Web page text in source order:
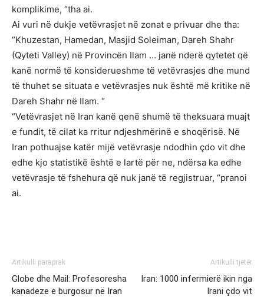
komplikime, “tha ai.
Ai vuri në dukje vetëvrasjet në zonat e privuar dhe tha:
“Khuzestan, Hamedan, Masjid Soleiman, Dareh Shahr
(Qyteti Valley) në Provincën Ilam … janë nderë qytetet që
kanë normë të konsiderueshme të vetëvrasjes dhe mund
të thuhet se situata e vetëvrasjes nuk është më kritike në
Dareh Shahr në Ilam. “
“Vetëvrasjet në Iran kanë qenë shumë të theksuara muajt
e fundit, të cilat ka rritur ndjeshmërinë e shoqërisë. Në
Iran pothuajse katër mijë vetëvrasje ndodhin çdo vit dhe
edhe kjo statistikë është e lartë për ne, ndërsa ka edhe
vetëvrasje të fshehura që nuk janë të regjistruar, “pranoi
ai.
Artikulli paraprak
Globe dhe Mail: Profesoresha
kanadeze e burgosur në Iran
Artikulli tjetër
Iran: 1000 infermierë ikin nga
Irani çdo vit